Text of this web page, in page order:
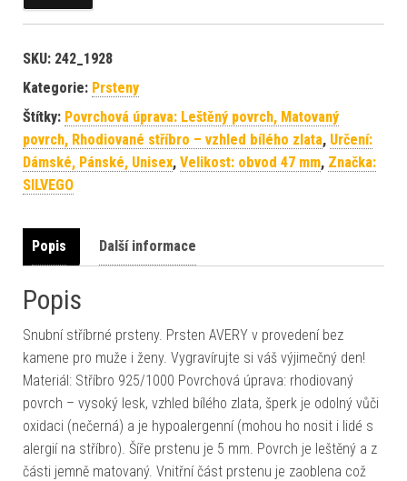
SKU: 242_1928
Kategorie: Prsteny
Štítky: Povrchová úprava: Leštěný povrch, Matovaný
povrch, Rhodiované stříbro – vzhled bílého zlata, Určení:
Dámské, Pánské, Unisex, Velikost: obvod 47 mm, Značka:
SILVEGO
Popis Další informace
Popis
Snubní stříbrné prsteny. Prsten AVERY v provedení bez
kamene pro muže i ženy. Vygravírujte si váš výjimečný den!
Materiál: Stříbro 925/1000 Povrchová úprava: rhodiovaný
povrch – vysoký lesk, vzhled bílého zlata, šperk je odolný vůči
oxidaci (nečerná) a je hypoalergenní (mohou ho nosit i lidé s
alergií na stříbro). Šíře prstenu je 5 mm. Povrch je leštěný a z
části jemně matovaný. Vnitřní část prstenu je zaoblena což